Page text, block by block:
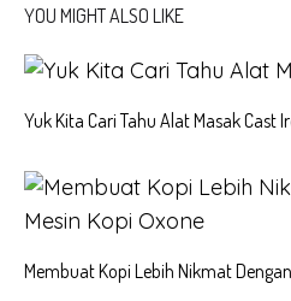
YOU MIGHT ALSO LIKE
Yuk Kita Cari Tahu Alat Masak Cast
Membuat Kopi Lebih Nikmat